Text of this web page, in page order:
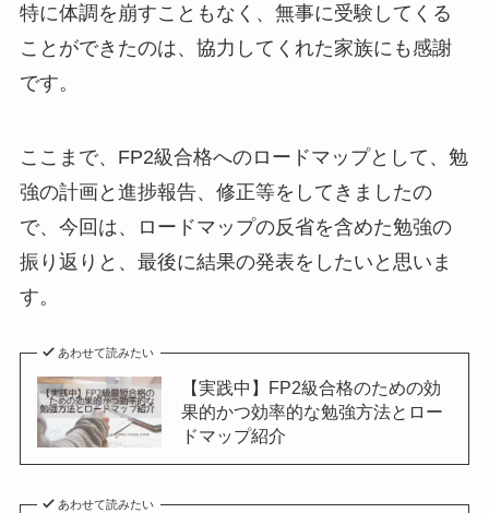
特に体調を崩すこともなく、無事に受験してくる
ことができたのは、協力してくれた家族にも感謝
です。
ここまで、FP2級合格へのロードマップとして、勉
強の計画と進捗報告、修正等をしてきましたの
で、今回は、ロードマップの反省を含めた勉強の
振り返りと、最後に結果の発表をしたいと思いま
す。
あわせて読みたい
【実践中】FP2級合格のための効
果的かつ効率的な勉強方法とロー
ドマップ紹介
あわせて読みたい